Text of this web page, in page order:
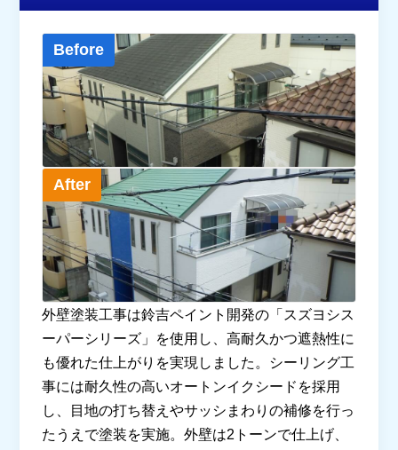
Before
After
外壁塗装工事は鈴吉ペイント開発の「スズヨシス
ーパーシリーズ」を使用し、高耐久かつ遮熱性に
も優れた仕上がりを実現しました。シーリング工
事には耐久性の高いオートンイクシードを採用
し、目地の打ち替えやサッシまわりの補修を行っ
たうえで塗装を実施。外壁は2トーンで仕上げ、